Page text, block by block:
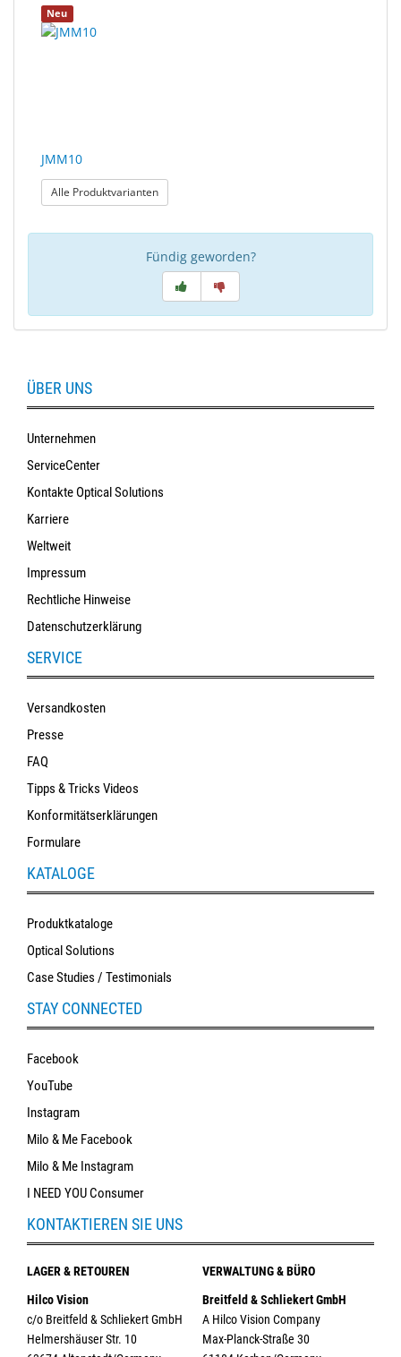
Neu
JMM10
Alle Produktvarianten: JMM10
Fündig geworden?
ÜBER UNS
Unternehmen
ServiceCenter
Kontakte Optical Solutions
Karriere
Weltweit
Impressum
Rechtliche Hinweise
Datenschutzerklärung
SERVICE
Versandkosten
Presse
FAQ
Tipps & Tricks Videos
Konformitätserklärungen
Formulare
KATALOGE
Produktkataloge
Optical Solutions
Case Studies / Testimonials
STAY CONNECTED
Facebook
YouTube
Instagram
Milo & Me Facebook
Milo & Me Instagram
I NEED YOU Consumer
KONTAKTIEREN SIE UNS
LAGER & RETOUREN
Hilco Vision
c/o Breitfeld & Schliekert GmbH
Helmershäuser Str. 10
VERWALTUNG & BÜRO
Breitfeld & Schliekert GmbH
A Hilco Vision Company
Max-Planck-Straße 30